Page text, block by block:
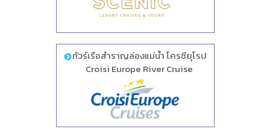
ทัวร์เรือสำราญล่องแม่น้ำ โครซียุโรป
Croisi Europe River Cruise